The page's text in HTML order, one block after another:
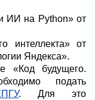
ИИ на Python» от
интеллекта» от
Яндекса».
«Код будущего.
подать
. Для это